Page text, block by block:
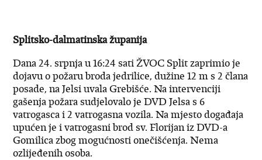
Splitsko-dalmatinska županija
Dana 24. srpnja u 16:24 sati ŽVOC Split zaprimio je
dojavu o požaru broda jedrilice, dužine 12 m s 2 člana
posade, na Jelsi uvala Grebišće. Na intervenciji
gašenja požara sudjelovalo je DVD Jelsa s 6
vatrogasca i 2 vatrogasna vozila. Na mjesto događaja
upućen je i vatrogasni brod sv. Florijan iz DVD-a
Gomilica zbog mogućnosti onečišćenja. Nema
ozlijeđenih osoba.